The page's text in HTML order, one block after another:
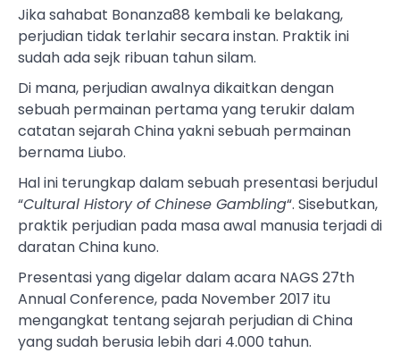
Jika sahabat Bonanza88 kembali ke belakang,
perjudian tidak terlahir secara instan. Praktik ini
sudah ada sejk ribuan tahun silam.
Di mana, perjudian awalnya dikaitkan dengan
sebuah permainan pertama yang terukir dalam
catatan sejarah China yakni sebuah permainan
bernama Liubo.
Hal ini terungkap dalam sebuah presentasi berjudul
“Cultural History of Chinese Gambling“. Sisebutkan,
praktik perjudian pada masa awal manusia terjadi di
daratan China kuno.
Presentasi yang digelar dalam acara NAGS 27th
Annual Conference, pada November 2017 itu
mengangkat tentang sejarah perjudian di China
yang sudah berusia lebih dari 4.000 tahun.